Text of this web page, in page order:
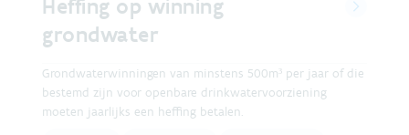
Heffing op winning
grondwater
Grondwaterwinningen van minstens 500m³ per jaar of die
bestemd zijn voor openbare drinkwatervoorziening
moeten jaarlijks een heffing betalen.